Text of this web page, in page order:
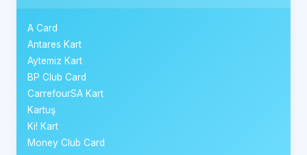
A Card
Antares Kart
Aytemiz Kart
BP Club Card
CarrefourSA Kart
Kartuş
Ki! Kart
Money Club Card